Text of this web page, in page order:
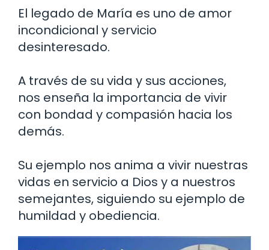
El legado de María es uno de amor
incondicional y servicio
desinteresado.
A través de su vida y sus acciones,
nos enseña la importancia de vivir
con bondad y compasión hacia los
demás.
Su ejemplo nos anima a vivir nuestras
vidas en servicio a Dios y a nuestros
semejantes, siguiendo su ejemplo de
humildad y obediencia.